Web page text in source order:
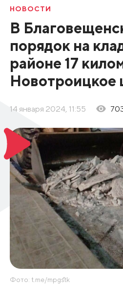
НОВОСТИ
В
порядок на
районе 17
Новотроицкое
14 января 2024, 11:55
Фото: t.me/mpgstk